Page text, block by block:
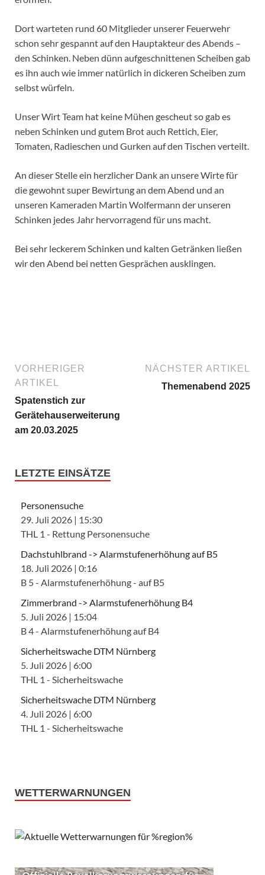
Dort warteten rund 60 Mitglieder unserer Feuerwehr
schon sehr gespannt auf den Hauptakteur des Abends –
den Schinken. Neben dünn aufgeschnittenen Scheiben gab
es ihn auch wie immer natürlich in dickeren Scheiben zum
selbst würfeln.
Unser Wirt Team hat keine Mühen gescheut so gab es
neben Schinken und gutem Brot auch Rettich, Eier,
Tomaten, Radieschen und Gurken auf den Tischen verteilt.
An dieser Stelle ein herzlicher Dank an unsere Wirte für
die gewohnt super Bewirtung an dem Abend und an
unseren Kameraden Martin Wolfermann der unseren
Schinken jedes Jahr hervorragend für uns macht.
Bei sehr leckerem Schinken und kalten Getränken ließen
wir den Abend bei netten Gesprächen ausklingen.
VORHERIGER
ARTIKEL
Spatenstich zur
Gerätehauserweiterung
am 20.03.2025
NÄCHSTER ARTIKEL
Themenabend 2025
LETZTE EINSÄTZE
Personensuche
29. Juli 2026 | 15:30
THL 1 - Rettung Personensuche
Dachstuhlbrand -> Alarmstufenerhöhung auf B5
18. Juli 2026 | 0:16
B 5 - Alarmstufenerhöhung - auf B5
Zimmerbrand -> Alarmstufenerhöhung B4
5. Juli 2026 | 15:04
B 4 - Alarmstufenerhöhung auf B4
Sicherheitswache DTM Nürnberg
5. Juli 2026 | 6:00
THL 1 - Sicherheitswache
Sicherheitswache DTM Nürnberg
4. Juli 2026 | 6:00
THL 1 - Sicherheitswache
WETTERWARNUNGEN